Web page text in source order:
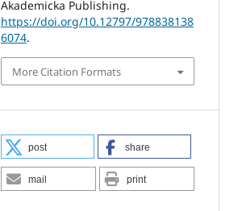
Akademicka Publishing.
https://doi.org/10.12797/978838138
6074.
More Citation Formats
post share
mail print